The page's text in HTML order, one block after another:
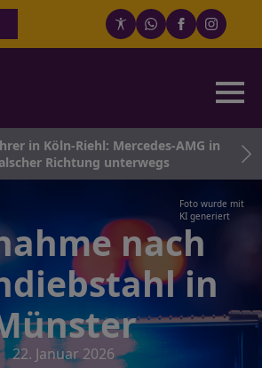
in Köln-Riehl: Mercedes-AMG in
Richtung unterwegs
Foto wurde mit
KI generiert
nach
in
22. Januar 2026